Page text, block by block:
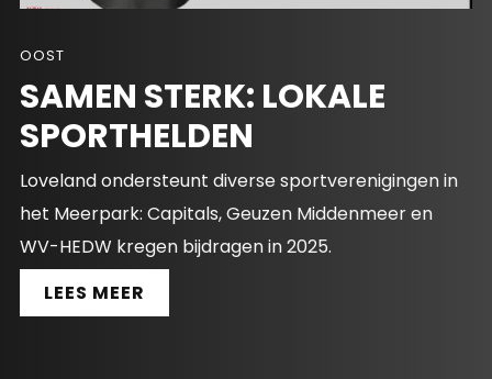
OOST
SAMEN STERK: LOKALE
SPORTHELDEN
Loveland ondersteunt diverse sportverenigingen in
het Meerpark: Capitals, Geuzen Middenmeer en
WV-HEDW kregen bijdragen in 2025.
LEES MEER